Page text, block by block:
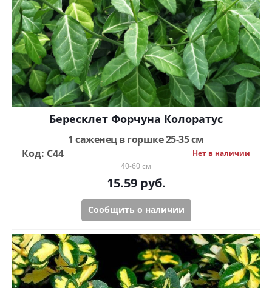
Бересклет Форчуна Колоратус
1 саженец в горшке 25-35 см
Код: C44
Нет в наличии
40-60 см
15.59руб.
Сообщить о наличии